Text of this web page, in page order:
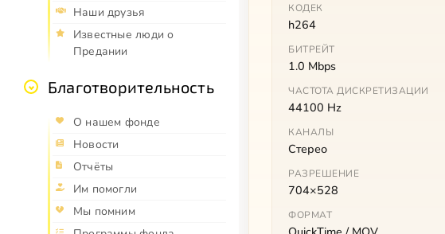
Наши друзья
Известные люди о
Предании
Благотворительность
О нашем фонде
Новости
Отчёты
Им помогли
Мы помним
КОДЕК
h264
БИТРЕЙТ
1.0 Mbps
ЧАСТОТА ДИСКРЕТИЗАЦИИ
44100 Hz
КАНАЛЫ
Стерео
РАЗРЕШЕНИЕ
704×528
ФОРМАТ